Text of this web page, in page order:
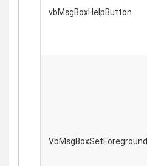
vbMsgBoxHelpButton
VbMsgBoxSetForeground